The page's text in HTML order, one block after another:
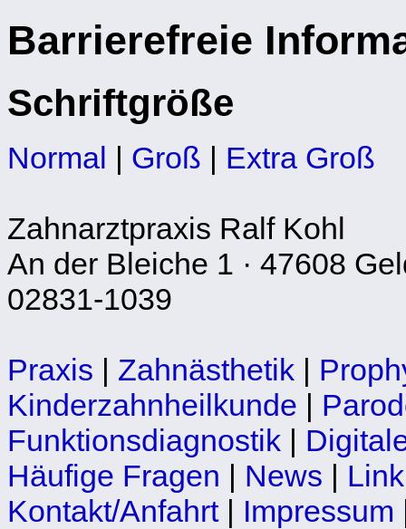
Barrierefreie
Schriftgröße
Normal | Groß | Extra Groß
Zahnarztpraxis Ralf Kohl
An der Bleiche 1 · 47608
02831-1039
Praxis | Zahnästhetik |
Kinderzahnheilkunde |
Funktionsdiagnostik |
Häufige Fragen | News |
Kontakt/Anfahrt| Impressum